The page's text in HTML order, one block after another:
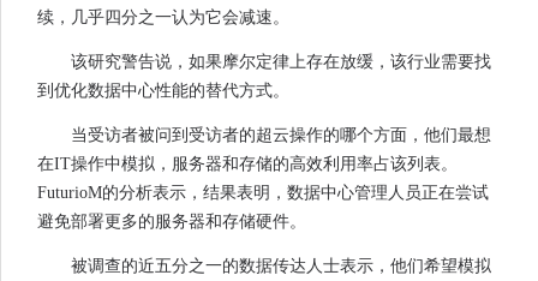
续，几乎四分之一认为它会减速。
该研究警告说，如果摩尔定律上存在放缓，该行业需要找
到优化数据中心性能的替代方式。
当受访者被问到受访者的超云操作的哪个方面，他们最想
在IT操作中模拟，服务器和存储的高效利用率占该列表。
FuturioM的分析表示，结果表明，数据中心管理人员正在尝试
避免部署更多的服务器和存储硬件。
被调查的近五分之一的数据传达人士表示，他们希望模拟